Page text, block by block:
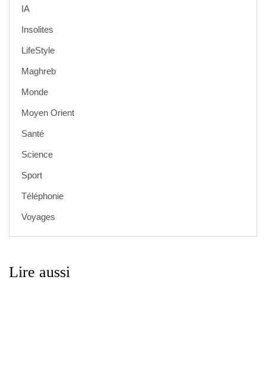
IA
Insolites
LifeStyle
Maghreb
Monde
Moyen Orient
Santé
Science
Sport
Téléphonie
Voyages
Lire aussi